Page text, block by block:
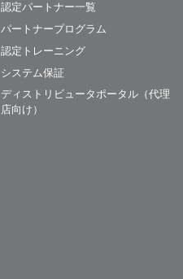
認定パートナー一覧
パートナープログラム
認定トレーニング
システム保証
ディストリビュータポータル（代理
店向け）